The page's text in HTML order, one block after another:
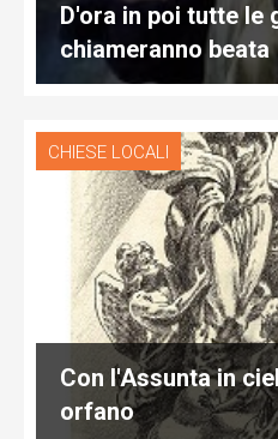
D'ora in poi tutte le
chiameranno beata
CHIESE LOCALI
Con l'Assunta in
orfano